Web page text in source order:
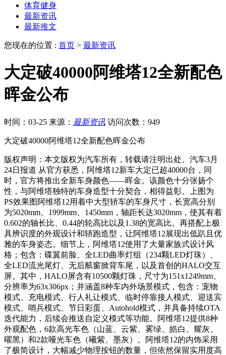
体育健身
最新资讯
最新推文
您现在的位置 : 首页 > 最新资讯
大定破40000阿维塔12全新配色
晖金公布
时间：03-25 来源： 最新资讯 访问次数：949
大定破40000阿维塔12全新配色晖金公布
版权声明：本文版权为汽车所有，转载请注明出处。汽车3月
24日报道 从官方获悉，阿维塔12新车大定已超40000台，同
时，官方将推出全新车身颜色——晖金。该颜色十分张扬个
性，与阿维塔独特的车身造型十分契合，相得益彰。上图为
PS效果图阿维塔12用着中大型轿车的车身尺寸，长宽高分别
为5020mm、1999mm、1450mm，轴距长达3020mm，使其有着
0.602的轴长比、0.44的轮高比以及1.38的宽高比。再搭配上极
具辨识度的外观设计和轿跑造型，让阿维塔12展现出低趴且优
雅的车身姿态。细节上，阿维塔12使用了大量家族式设计风
格；包含：碟翼前脸、全LED曲率灯组（234颗LED灯珠）、
全LED流光尾灯、无后舷窗掀背车尾，以及首创的HALO交互
屏。其中，HALO屏含有10500颗灯珠，尺寸为151x1249mm、
分辨率为63x306px；并涵盖8种车内外场景模式，包含：宠物
模式、充电模式、行人礼让模式、临时停靠接人模式、迎送宾
模式、哨兵模式、节日彩蛋、Autohold模式，并具备持续OTA
迭代能力，后续会推送自定义模式等功能。阿维塔12提供8种
外观配色，6款高光车色（山蓝、云紫、雾绿、皓白、耀灰、
曜黑）和2款哑光车色（曦紫、墨灰）。阿维塔12的内饰采用
了极简设计，大幅减少物理按钮的数量，但依然保留实用度高